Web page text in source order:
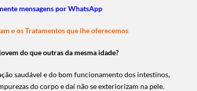
mensagens por WhatsApp
e os Tratamentos que lhe oferecemos
do que outras da mesma idade?
saudável e do bom funcionamento dos intestinos,
do corpo e daí não se exteriorizam na pele.